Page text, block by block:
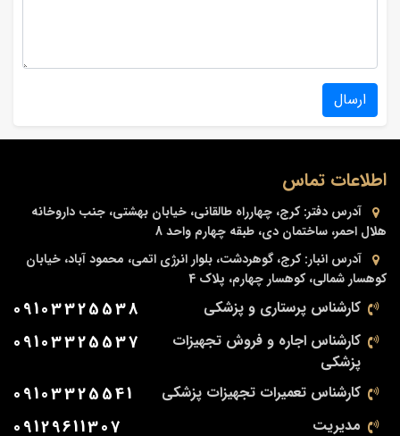
ارسال
اطلاعات تماس
آدرس دفتر: کرج، چهارراه طالقانی، خیابان بهشتی، جنب داروخانه
هلال احمر، ساختمان دی، طبقه چهارم واحد 8
آدرس انبار: کرج، گوهردشت، بلوار انرژی اتمی، محمود آباد، خیابان
کوهسار شمالی، کوهسار چهارم، پلاک 4
کارشناس پرستاری و پزشکی 09103325538
کارشناس اجاره و فروش تجهیزات
پزشکی
09103325537
کارشناس تعمیرات تجهیزات پزشکی 09103325541
مدیریت 09129611307